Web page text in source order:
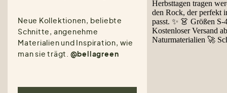
Neue Kollektionen, beliebte
Schnitte, angenehme
Materialien und Inspiration, wie
man sie trägt. @bellagreen